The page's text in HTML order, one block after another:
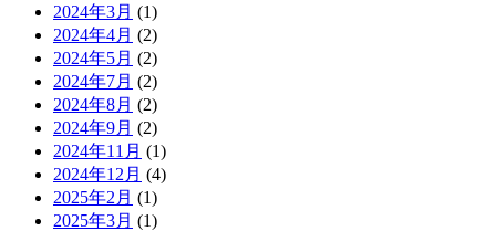
2024年3月 (1)
2024年4月 (2)
2024年5月 (2)
2024年7月 (2)
2024年8月 (2)
2024年9月 (2)
2024年11月 (1)
2024年12月 (4)
2025年2月 (1)
2025年3月 (1)